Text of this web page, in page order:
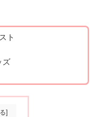
ト
ズ